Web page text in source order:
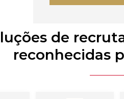
de
reconhecidas